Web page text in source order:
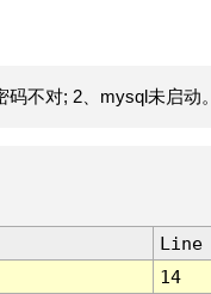
不对; 2、mysql未启动。
Line
14